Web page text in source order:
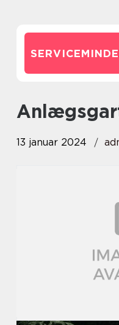
13 januar 2024